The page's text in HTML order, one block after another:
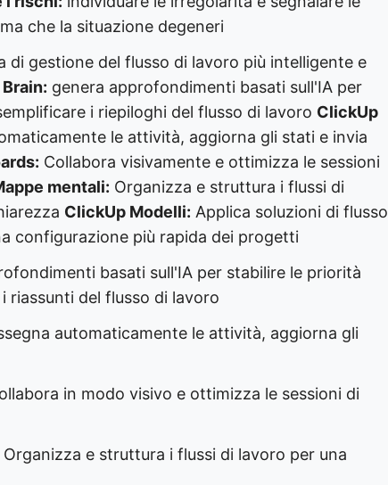
che la situazione degeneri
di gestione del flusso di lavoro più intelligente e
genera approfondimenti basati sull'IA per
i riepiloghi del flusso di lavoro ClickUp
le attività, aggiorna gli stati e invia
Collabora visivamente e ottimizza le sessioni
mentali: Organizza e struttura i flussi di
ClickUp Modelli: Applica soluzioni di flusso
configurazione più rapida dei progetti
basati sull'IA per stabilire le priorità
riassunti del flusso di lavoro
automaticamente le attività, aggiorna gli
in modo visivo e ottimizza le sessioni di
Organizza e struttura i flussi di lavoro per una